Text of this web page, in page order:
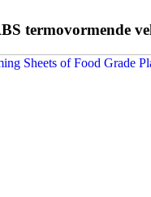
termovormende